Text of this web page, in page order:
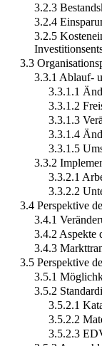
3.2.3
3.2.4
3.2.5
3.3
3.3.1 Ablauf-
3.3.1.1
3.3.1.2
3.3.1.3
3.3.1.4
3.3.1.5
3.3.2
3.3.2.1
3.3.2.2
3.4 Perspektive
3.4.1
3.4.2 Aspekte
3.4.3
3.5 Perspektive
3.5.1
3.5.2
3.5.2.1
3.5.2.2
3.5.2.3